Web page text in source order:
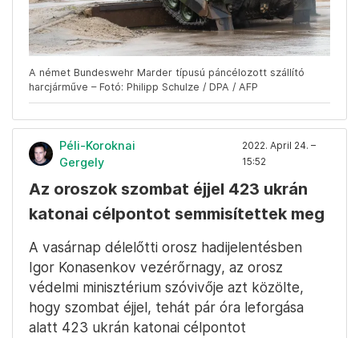
A német Bundeswehr Marder típusú páncélozott szállító
harcjárműve – Fotó: Philipp Schulze / DPA / AFP
Péli-Koroknai
Gergely
2022. April 24. –
15:52
Az oroszok szombat éjjel 423 ukrán
katonai célpontot semmisítettek meg
A vasárnap délelőtti orosz hadijelentésben
Igor Konasenkov vezérőrnagy, az orosz
védelmi minisztérium szóvivője azt közölte,
hogy szombat éjjel, tehát pár óra leforgása
alatt 423 ukrán katonai célpontot